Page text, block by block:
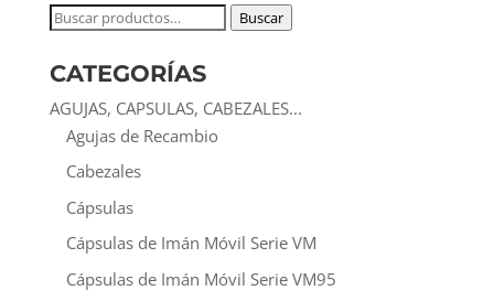
Buscar
Buscar
CATEGORÍAS
AGUJAS, CAPSULAS, CABEZALES...
Agujas de Recambio
Cabezales
Cápsulas
Cápsulas de Imán Móvil Serie VM
Cápsulas de Imán Móvil Serie VM95